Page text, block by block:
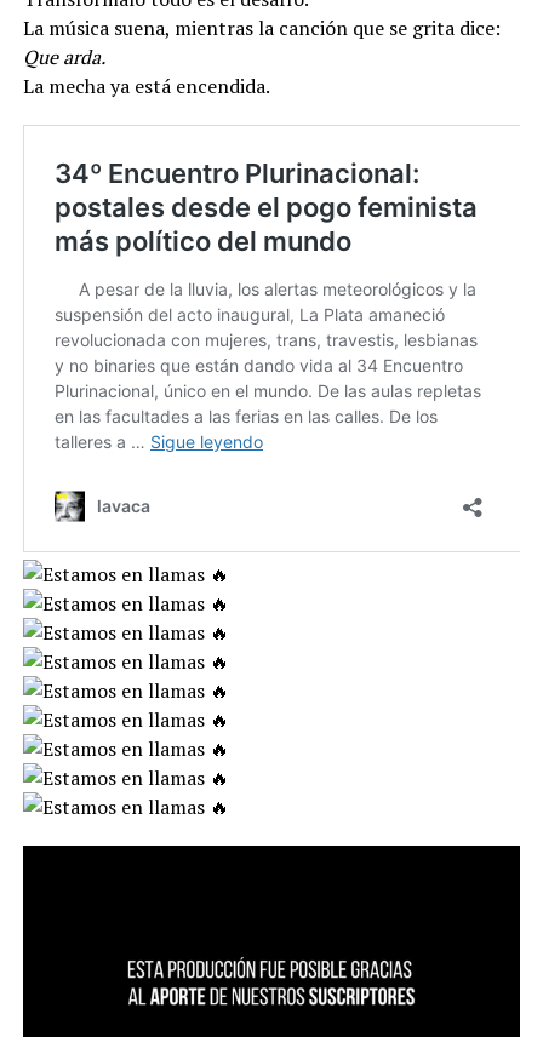
La música suena, mientras la canción que se grita dice:
Que arda.
La mecha ya está encendida.